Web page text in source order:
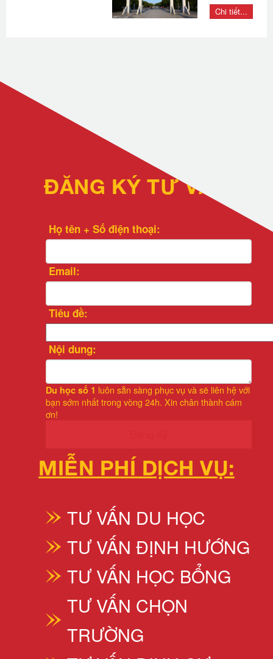
Chi tiết...
ĐĂNG KÝ TƯ VẤN
Họ tên + Số điện thoại:
Email:
Tiêu đề:
Nội dung:
Du học số 1 luôn sẵn sàng phục vụ và sẽ liên hệ với
bạn sớm nhất trong vòng 24h. Xin chân thành cám
ơn!
MIỄN PHÍ DỊCH VỤ:
TƯ VẤN DU HỌC
TƯ VẤN ĐỊNH HƯỚNG
TƯ VẤN HỌC BỔNG
TƯ VẤN CHỌN
TRƯỜNG